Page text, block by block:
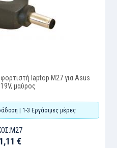
φορτιστή laptop M27 για Asus
μαύρος
| 1-3 Εργάσιμες μέρες
M27
1,11 €